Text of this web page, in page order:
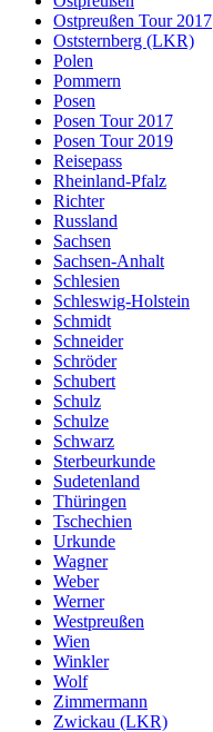
Ostpreußen Tour 2017
Oststernberg (LKR)
Polen
Pommern
Posen
Posen Tour 2017
Posen Tour 2019
Reisepass
Rheinland-Pfalz
Richter
Russland
Sachsen
Sachsen-Anhalt
Schlesien
Schleswig-Holstein
Schmidt
Schneider
Schröder
Schubert
Schulz
Schulze
Schwarz
Sterbeurkunde
Sudetenland
Thüringen
Tschechien
Urkunde
Wagner
Weber
Werner
Westpreußen
Wien
Winkler
Wolf
Zimmermann
Zwickau (LKR)